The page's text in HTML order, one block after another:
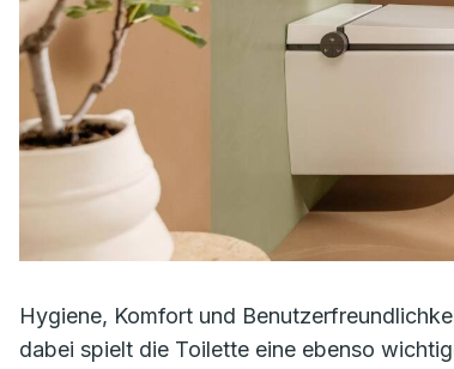
Hygiene, Komfort und
dabei spielt die Toilette eine ebenso